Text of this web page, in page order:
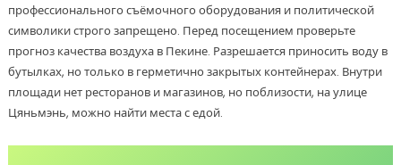
профессионального съёмочного оборудования и политической
символики строго запрещено. Перед посещением проверьте
прогноз качества воздуха в Пекине. Разрешается приносить воду в
бутылках, но только в герметично закрытых контейнерах. Внутри
площади нет ресторанов и магазинов, но поблизости, на улице
Цяньмэнь, можно найти места с едой.